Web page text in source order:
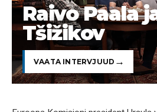
Raivo Paala
Tšižikov
VAATA INTERVJUUD